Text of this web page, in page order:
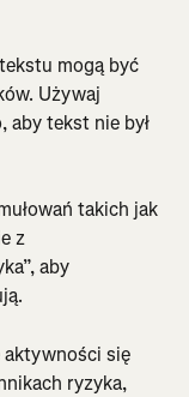
mogą być
Używaj
aby tekst nie był
takich jak
z
aby
aktywności się
ryzyka,